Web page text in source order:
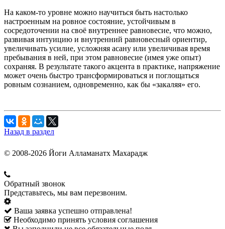
На каком-то уровне можно научиться быть настолько
настроенным на ровное состояние, устойчивым в
сосредоточении на своё внутреннее равновесие, что можно,
развивая интуицию и внутренний равновесный ориентир,
увеличивать усилие, усложняя асану или увеличивая время
пребывания в ней, при этом равновесие (имея уже опыт)
сохраняя. В результате такого акцента в практике, напряжение
может очень быстро трансформироваться и поглощаться
ровным сознанием, одновременно, как бы «закаляя» его.
Назад в раздел
© 2008-2026 Йоги Алламанатх Махарадж
Обратный звонок
Представьтесь, мы вам перезвоним.
Ваша заявка успешно отправлена!
Необходимо принять условия соглашения